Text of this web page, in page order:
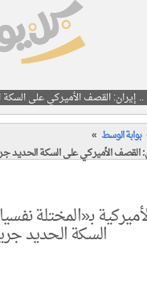
.. إيران: القصف الأميركي على
بوابة الوسط
القصف الأميركي على السكة
بـ«المختلة
السكة الحديد